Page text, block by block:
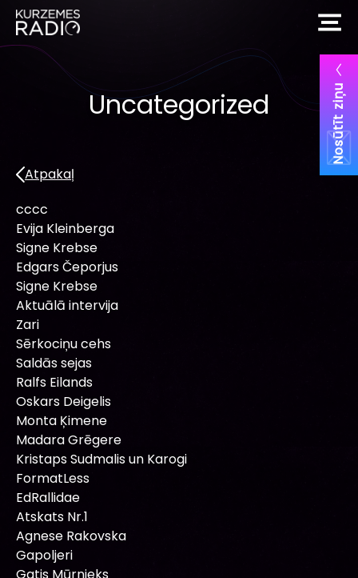
Nosūtīt ziņu
Uncategorized
Atpakaļ
cccc
Evija Kleinberga
Signe Krebse
Edgars Čeporjus
Signe Krebse
Aktuālā intervija
Zari
Sērkociņu cehs
Saldās sejas
Ralfs Eilands
Oskars Deigelis
Monta Ķimene
Madara Grēgere
Kristaps Sudmalis un Karogi
FormatLess
EdRallidae
Atskats Nr.1
Agnese Rakovska
Gapoljeri
Gatis Mūrnieks